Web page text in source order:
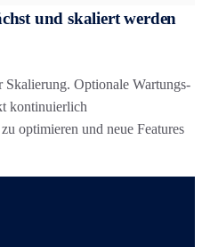
und skaliert werden
Optionale Wartungs-
kontinuierlich
optimieren und neue Features